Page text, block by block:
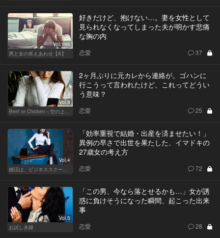
Vol.166
男と女の答えあわせ【A】
好きだけど、抱けない…。妻を女性として
見られなくなってしまった夫が明かす悲痛
な胸の内
恋愛 37
Vol.8
Beef or Chicken～空の上の恋愛模様～
2ヶ月ぶりに元カレから連絡が。ゴハンに
行こうって言われたけど、これってどうい
う意味？
恋愛 25
Vol.4
婚活は、ビジネススクールで！？
「効率重視で結婚・出産を済ませたい！」
異例の早さで出世を果たした、イマドキの
27歳女の考え方
恋愛 72
Vol.5
お試し夫婦
「この男、今なら落とせるかも…」女が誘
惑に負けそうになった瞬間、起こった出来
事
恋愛 28